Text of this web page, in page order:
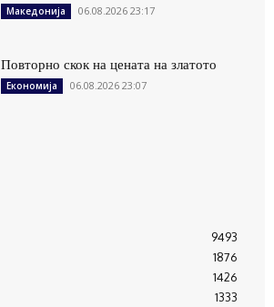
Македонија 06.08.2026 23:17
Повторно скок на цената на златото
Економија 06.08.2026 23:07
9493
1876
1426
1333